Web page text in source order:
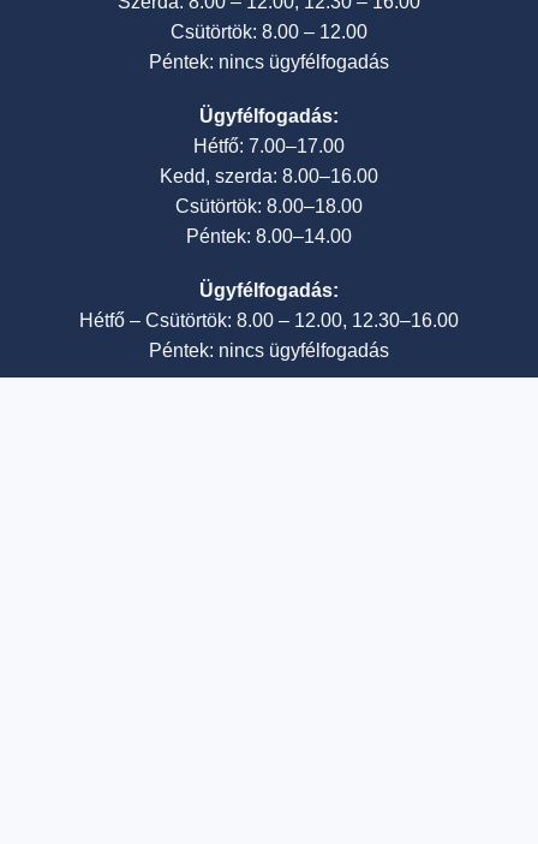
Csütörtök: 8.00 – 12.00
Péntek: nincs ügyfélfogadás
Ügyfélfogadás:
Hétfő: 7.00–17.00
Kedd, szerda: 8.00–16.00
Csütörtök: 8.00–18.00
Péntek: 8.00–14.00
Ügyfélfogadás:
Hétfő – Csütörtök: 8.00 – 12.00, 12.30–16.00
Péntek: nincs ügyfélfogadás